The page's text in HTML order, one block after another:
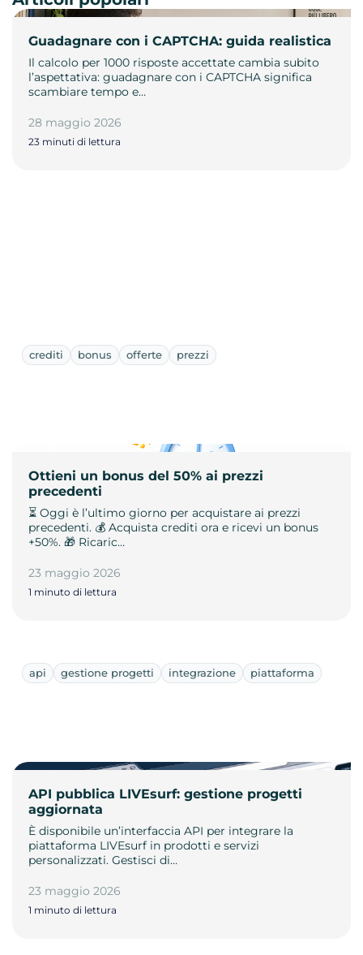
Guadagnare con i CAPTCHA: guida realistica
Il calcolo per 1000 risposte accettate cambia subito
l’aspettativa: guadagnare con i CAPTCHA significa
scambiare tempo e…
28 maggio 2026
23 minuti di lettura
crediti bonus offerte prezzi
Ottieni un bonus del 50% ai prezzi
precedenti
⏳ Oggi è l’ultimo giorno per acquistare ai prezzi
precedenti. 💰 Acquista crediti ora e ricevi un bonus
+50%. 🎁 Ricaric…
23 maggio 2026
1 minuto di lettura
api gestione progetti integrazione piattaforma
API pubblica LIVEsurf: gestione progetti
aggiornata
È disponibile un’interfaccia API per integrare la
piattaforma LIVEsurf in prodotti e servizi
personalizzati. Gestisci di…
23 maggio 2026
1 minuto di lettura